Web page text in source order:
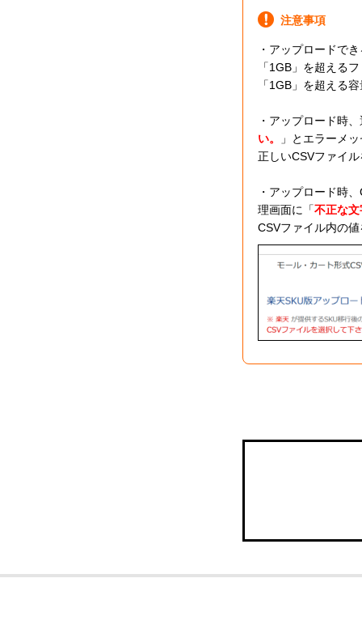
注意事項
・アップロードで
「1GB」を超える
「1GB」を超える
・アップロード時
い。
」とエラーメ
正しいCSVファイ
・アップロード時
理画面に「不正な
CSVファイル内の